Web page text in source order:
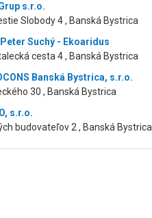
s.r.o.
Slobody 4 , Banská Bystrica
Suchý - Ekoaridus
cesta 4 , Banská Bystrica
Banská Bystrica, s.r.o.
30 , Banská Bystrica
s.r.o.
budovateľov 2 , Banská Bystrica